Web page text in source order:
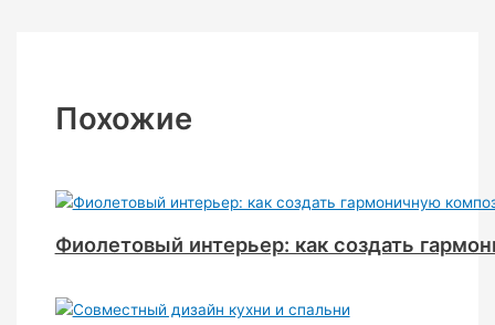
Похожие
Фиолетовый интерьер: как создать